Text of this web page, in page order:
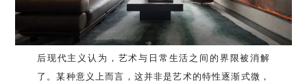
后现代主义认为，艺术与日常生活之间的界限被消解
了。某种意义上而言，这并非是艺术的特性逐渐式微，